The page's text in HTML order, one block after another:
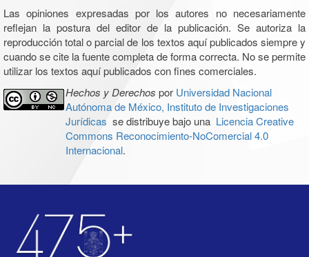
Las opiniones expresadas por los autores no necesariamente
reflejan la postura del editor de la publicación. Se autoriza la
reproducción total o parcial de los textos aquí publicados siempre y
cuando se cite la fuente completa de forma correcta. No se permite
utilizar los textos aquí publicados con fines comerciales.
Hechos y Derechos por Universidad Nacional
Autónoma de México, Instituto de Investigaciones
Jurídicas se distribuye bajo una Licencia Creative
Commons Reconocimiento-NoComercial 4.0
Internacional.